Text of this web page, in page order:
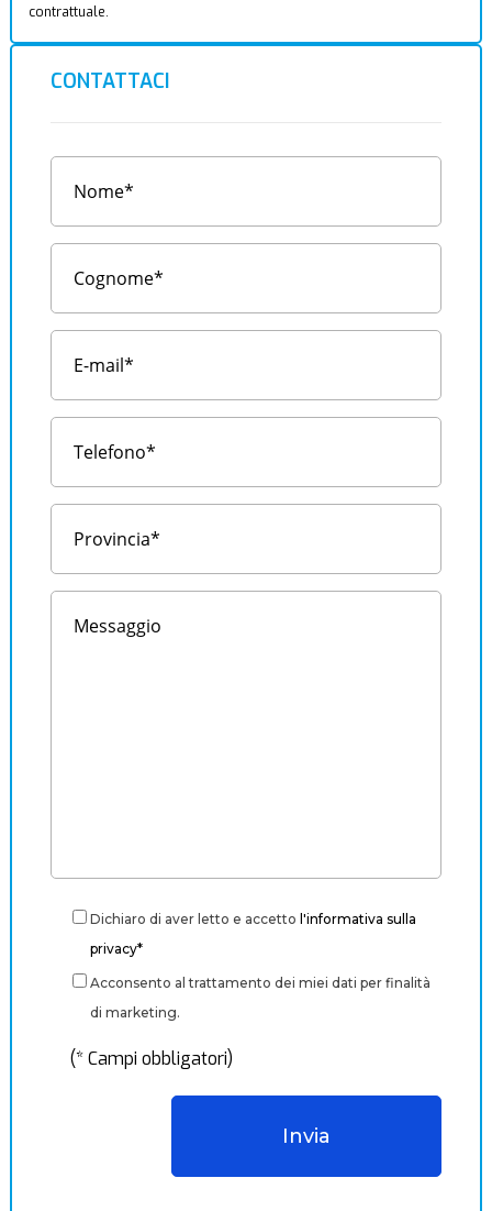
contrattuale.
CONTATTACI
Dichiaro di aver letto e accetto l'informativa sulla
privacy*
Acconsento al trattamento dei miei dati per finalità
di marketing.
(* Campi obbligatori)